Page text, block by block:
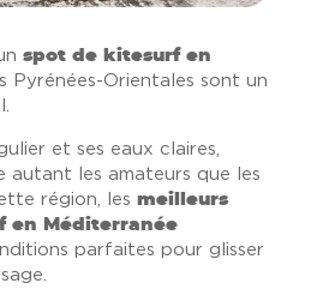
spot de kitesurf en
Pyrénées-Orientales sont un
et ses eaux claires,
les amateurs que les
région, les meilleurs
en Méditerranée
parfaites pour glisser